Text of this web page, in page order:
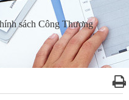
sách Công Thương